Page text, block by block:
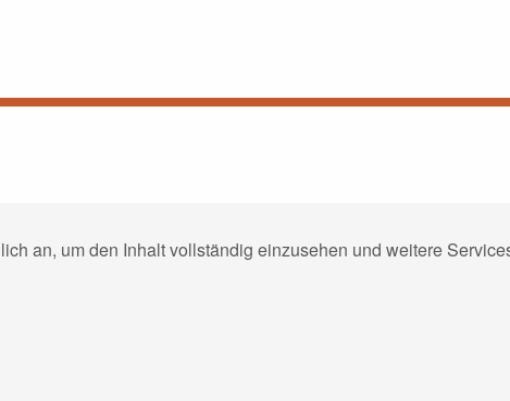
an, um den Inhalt vollständig einzusehen und weitere